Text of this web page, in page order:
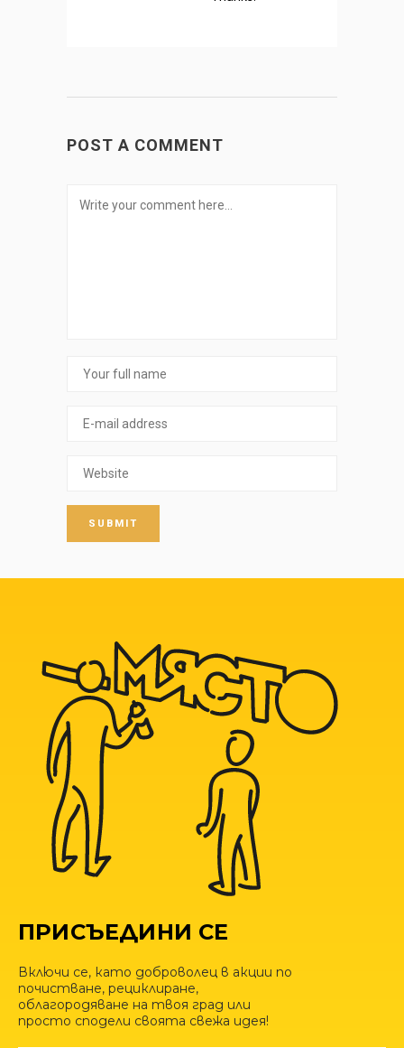
POST A COMMENT
ПРИСЪЕДИНИ СЕ
Включи се, като доброволец в акции по
почистване, рециклиране,
облагородяване на твоя град или
просто сподели своята свежа идея!